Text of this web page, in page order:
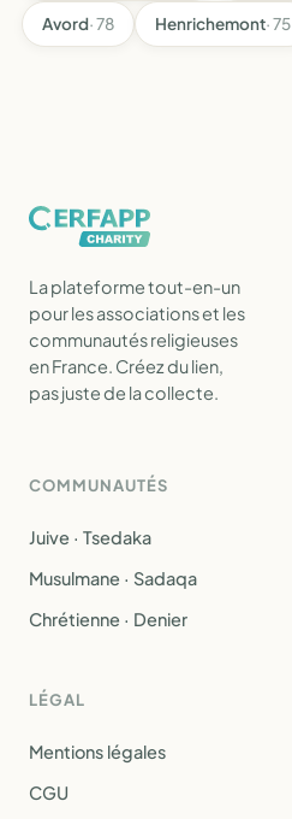
Avord· 78 Henrichemont· 75
La plateforme tout-en-un
pour les associations et les
communautés religieuses
en France. Créez du lien,
pas juste de la collecte.
COMMUNAUTÉS
Juive · Tsedaka
Musulmane · Sadaqa
Chrétienne · Denier
LÉGAL
Mentions légales
CGU